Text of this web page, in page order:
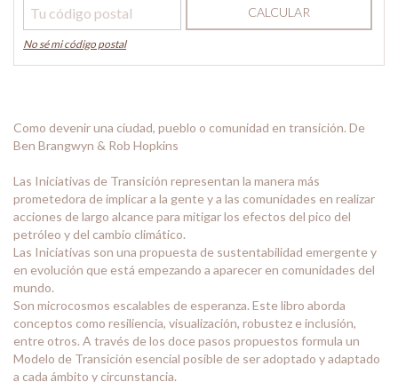
CALCULAR
No sé mi código postal
Como devenir una ciudad, pueblo o comunidad en transición. De
Ben Brangwyn & Rob Hopkins
Las Iniciativas de Transición representan la manera más
prometedora de implicar a la gente y a las comunidades en realizar
acciones de largo alcance para mitigar los efectos del pico del
petróleo y del cambio climático.
Las Iniciativas son una propuesta de sustentabilidad emergente y
en evolución que está empezando a aparecer en comunidades del
mundo.
Son microcosmos escalables de esperanza. Este libro aborda
conceptos como resiliencia, visualización, robustez e inclusión,
entre otros. A través de los doce pasos propuestos formula un
Modelo de Transición esencial posible de ser adoptado y adaptado
a cada ámbito y circunstancia.